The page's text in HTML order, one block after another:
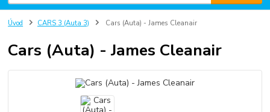
Úvod CARS 3 (Auta 3) Cars (Auta) - James Cleanair
Cars (Auta) - James Cleanair